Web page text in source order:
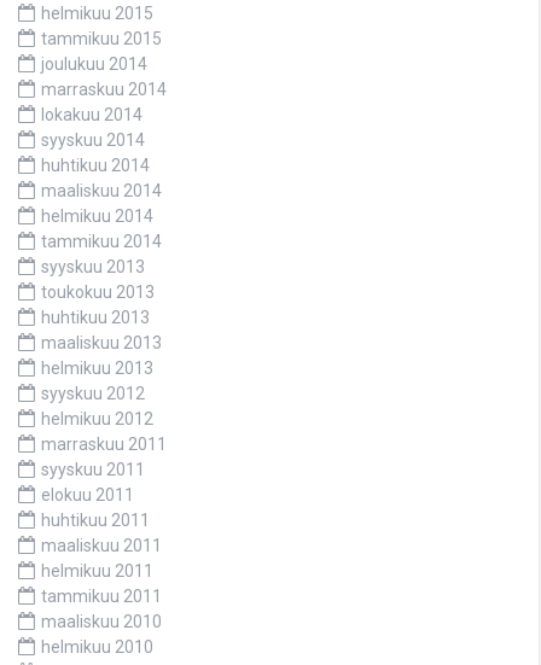
helmikuu 2015
tammikuu 2015
joulukuu 2014
marraskuu 2014
lokakuu 2014
syyskuu 2014
huhtikuu 2014
maaliskuu 2014
helmikuu 2014
tammikuu 2014
syyskuu 2013
toukokuu 2013
huhtikuu 2013
maaliskuu 2013
helmikuu 2013
syyskuu 2012
helmikuu 2012
marraskuu 2011
syyskuu 2011
elokuu 2011
huhtikuu 2011
maaliskuu 2011
helmikuu 2011
tammikuu 2011
maaliskuu 2010
helmikuu 2010